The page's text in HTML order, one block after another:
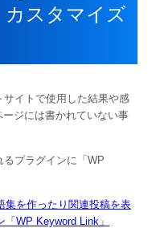
カスタマイズ
イトで使用した結果や感
ジには書かれていない事
プラグインに「WP
集を作ったり関連投稿を表
WP Keyword Link」